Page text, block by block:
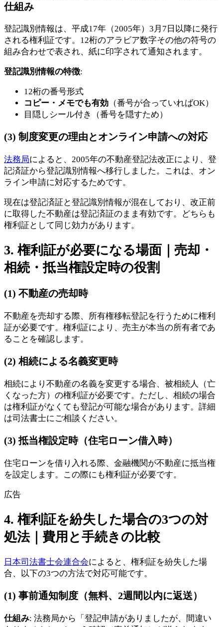
仕組み
登記識別情報は、平成17年（2005年）3月7日以降に発行
される権利証です。12桁のアラビア数字その他の符号の
組み合わせで表され、紙に印字されて通知されます。
登記識別情報の特徴:
12桁の番号形式
コピー・メモでも有効 （番号が合っていればOK）
目隠しシール付き（番号を隠すため）
(3) 制度変更の理由とオンライン申請への対応
法務局によると、2005年の不動産登記法改正により、登
記済証から登記識別情報へ移行しました。これは、オン
ライン申請に対応するためです。
現在は登記済証と登記識別情報が混在しており、改正前
に取得した不動産は登記済証のまま有効です。どちらも
権利証として同じ効力があります。
3. 権利証が必要になる場面｜売却・
相続・抵当権設定時の役割
(1) 不動産の売却時
不動産を売却する際、所有権移転登記を行うために権利
証が必要です。権利証により、売主が本当の所有者であ
ることを確認します。
(2) 相続による名義変更時
相続により不動産の名義を変更する場合、被相続人（亡
くなった方）の権利証が必要です。ただし、相続の場合
は権利証がなくても登記が可能な場合があります。詳細
は司法書士にご相談ください。
(3) 抵当権設定時（住宅ローン借入時）
住宅ローンを借り入れる際、金融機関が不動産に抵当権
を設定します。この際にも権利証が必要です。
広告
4. 権利証を紛失した場合の3つの対
処法｜費用と手続きの比較
日本司法書士会連合会によると、権利証を紛失した場
合、以下の3つの方法で対応可能です。
(1) 事前通知制度（無料、2週間以内に返送）
仕組み: 法務局から「登記申請がありましたが、間違い